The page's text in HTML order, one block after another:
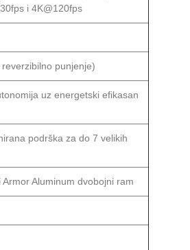
i 4K@120fps
punjenje)
uz energetski efikasan
podrška za do 7 velikih
Aluminum dvobojni ram